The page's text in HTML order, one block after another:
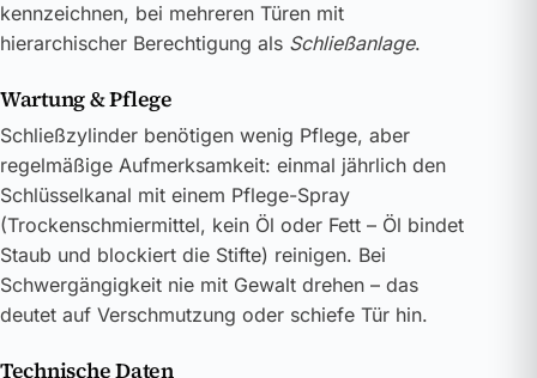
kennzeichnen, bei mehreren Türen mit
hierarchischer Berechtigung als Schließanlage.
Wartung & Pflege
Schließzylinder benötigen wenig Pflege, aber
regelmäßige Aufmerksamkeit: einmal jährlich den
Schlüsselkanal mit einem Pflege-Spray
(Trockenschmiermittel, kein Öl oder Fett – Öl bindet
Staub und blockiert die Stifte) reinigen. Bei
Schwergängigkeit nie mit Gewalt drehen – das
deutet auf Verschmutzung oder schiefe Tür hin.
Technische Daten